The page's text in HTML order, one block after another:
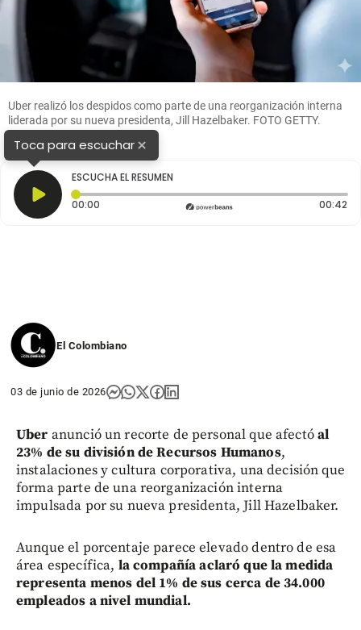
Uber realizó los despidos como parte de una reorganización interna
liderada por su nueva presidenta, Jill Hazelbaker. FOTO GETTY.
Toca para escuchar×
ESCUCHA EL RESUMEN
00:00 Tiempo transcurrido: 0 segundos 00:42
El Colombiano
03 de junio de 2026
Uber anunció un recorte de personal que afectóal
23% de su división de Recursos Humanos,
instalaciones y cultura corporativa, una decisión que
forma parte de una reorganización interna
impulsada por su nueva presidenta, Jill Hazelbaker.
Aunque el porcentaje parece elevado dentro de esa
área específica, la compañía aclaró que la medida
representa menos del 1% de sus cerca de 34.000
empleados a nivel mundial.